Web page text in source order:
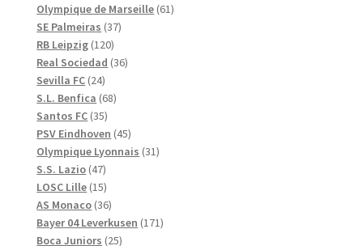
produkter
Olympique de Marseille 6161
SE Palmeiras 3737
RB Leipzig 120120
produkter
Real Sociedad 3636
Sevilla FC 2424
produkter
S.L. Benfica 6868
Santos FC 3535
produkter
PSV Eindhoven 4545
produkter
Olympique Lyonnais 3131
S.S. Lazio 4747
produkter
LOSC Lille 1515
produkter
AS Monaco 3636
produkter
Bayer 04 Leverkusen 171171
Boca Juniors 2525